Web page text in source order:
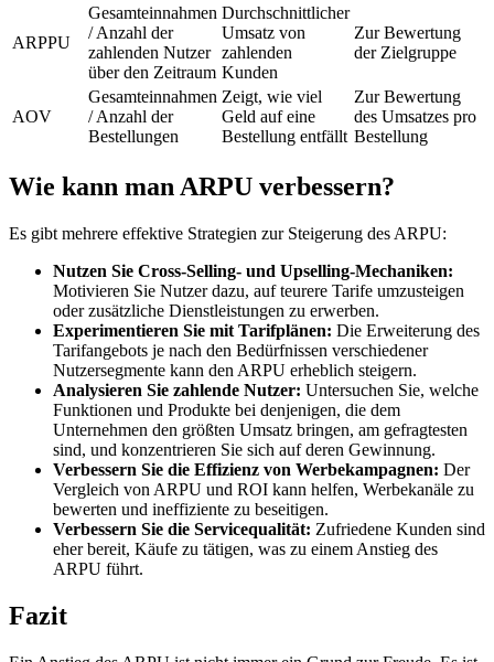
ARPPU
Gesamteinnahmen
/ Anzahl der
zahlenden Nutzer
über den Zeitraum
Durchschnittlicher
Umsatz von
zahlenden
Kunden
Zur Bewertung
der Zielgruppe
AOV
Gesamteinnahmen
/ Anzahl der
Bestellungen
Zeigt, wie viel
Geld auf eine
Bestellung entfällt
Zur Bewertung
des Umsatzes pro
Bestellung
Wie kann man ARPU verbessern?
Es gibt mehrere effektive Strategien zur Steigerung des ARPU:
Nutzen Sie Cross-Selling- und Upselling-Mechaniken:
Motivieren Sie Nutzer dazu, auf teurere Tarife umzusteigen
oder zusätzliche Dienstleistungen zu erwerben.
Experimentieren Sie mit Tarifplänen: Die Erweiterung des
Tarifangebots je nach den Bedürfnissen verschiedener
Nutzersegmente kann den ARPU erheblich steigern.
Analysieren Sie zahlende Nutzer: Untersuchen Sie, welche
Funktionen und Produkte bei denjenigen, die dem
Unternehmen den größten Umsatz bringen, am gefragtesten
sind, und konzentrieren Sie sich auf deren Gewinnung.
Verbessern Sie die Effizienz von Werbekampagnen: Der
Vergleich von ARPU und ROI kann helfen, Werbekanäle zu
bewerten und ineffiziente zu beseitigen.
Verbessern Sie die Servicequalität: Zufriedene Kunden sind
eher bereit, Käufe zu tätigen, was zu einem Anstieg des
ARPU führt.
Fazit